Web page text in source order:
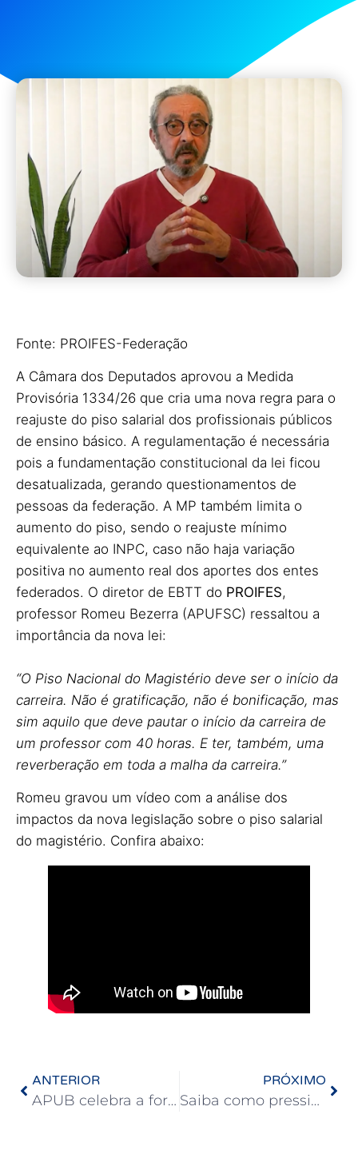
Fonte: PROIFES-Federação
A Câmara dos Deputados aprovou a Medida
Provisória 1334/26 que cria uma nova regra para o
reajuste do piso salarial dos profissionais públicos
de ensino básico. A regulamentação é necessária
pois a fundamentação constitucional da lei ficou
desatualizada, gerando questionamentos de
pessoas da federação. A MP também limita o
aumento do piso, sendo o reajuste mínimo
equivalente ao INPC, caso não haja variação
positiva no aumento real dos aportes dos entes
federados. O diretor de EBTT do PROIFES,
professor Romeu Bezerra (APUFSC) ressaltou a
importância da nova lei:
“O Piso Nacional do Magistério deve ser o início da
carreira. Não é gratificação, não é bonificação, mas
sim aquilo que deve pautar o início da carreira de
um professor com 40 horas. E ter, também, uma
reverberação em toda a malha da carreira.”
Romeu gravou um vídeo com a análise dos
impactos da nova legislação sobre o piso salarial
do magistério. Confira abaixo:
ANTERIOR
APUB celebra a força da autonomia universitária com primeira eleição direta para a Reitoria da UFBA
PRÓXIMO
Saiba como pressionar os senadores para aprovação do fim da escala 6×1